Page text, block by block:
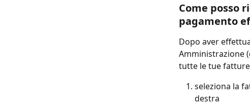
Come posso
pagamento
Dopo aver
Amministrazione
tutte le tue
seleziona la
destra